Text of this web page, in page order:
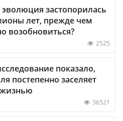
застопорилась
лет, прежде чем
возобновиться?
2525
показало,
постепенно заселяет
36521